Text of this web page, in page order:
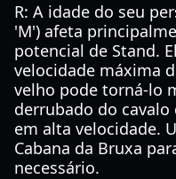
R: A idade do seu
'M') afeta
potencial de Stand.
velocidade máxima
velho pode torná-lo
derrubado do
em alta velocidade.
Cabana da Bruxa
necessário.